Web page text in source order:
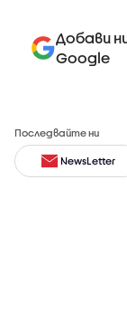
Добави
Google
Последвайте ни
NewsLetter